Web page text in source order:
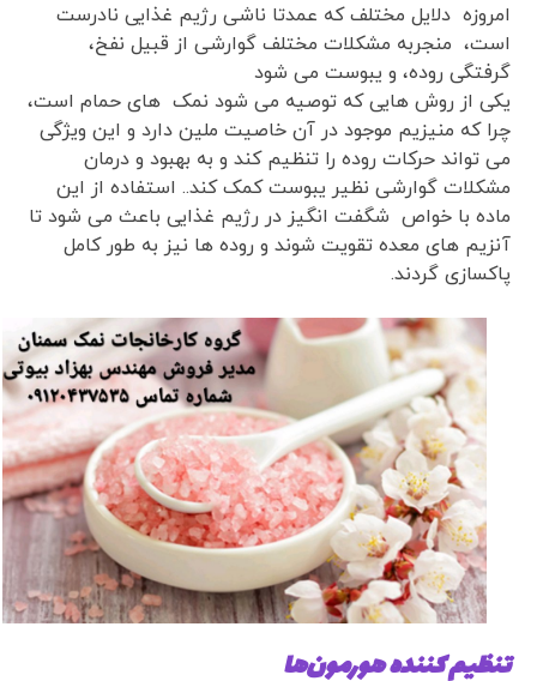
امروزه دلایل مختلف که عمدتا ناشی رژیم غذایی نادرست
است، منجربه مشکلات مختلف گوارشی از قبیل نفخ،
گرفتگی روده، و یبوست می شود
یکی از روش هایی که توصیه می شود نمک های حمام است،
چرا که منیزیم موجود در آن خاصیت ملین دارد و این ویژگی
می تواند حرکات روده را تنظیم کند و به بهبود و درمان
مشکلات گوارشی نظیر یبوست کمک کند.. استفاده از این
ماده با خواص شگفت انگیز در رژیم غذایی باعث می شود تا
آنزیم های معده تقویت شوند و روده ها نیز به طور کامل
پاکسازی گردند.
تنظیم کننده هورمون‌ها